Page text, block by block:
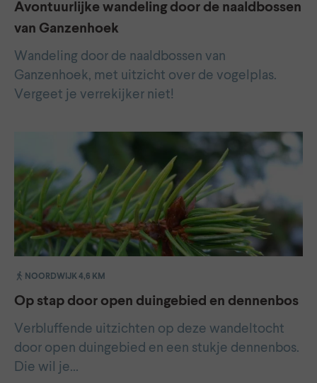
Avontuurlijke wandeling door de naaldbossen
van Ganzenhoek
Wandeling door de naaldbossen van
Ganzenhoek, met uitzicht over de vogelplas.
Vergeet je verrekijker niet!
NOORDWIJK 4,6 KM
Op stap door open duingebied en dennenbos
Verbluffende uitzichten op deze wandeltocht
door open duingebied en een stukje dennenbos.
Die wil je…